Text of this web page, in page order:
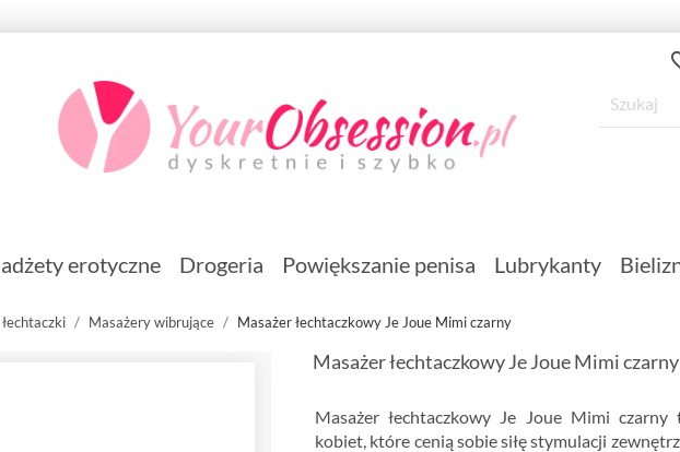
erotyczne Drogeria Powiększanie penisa Lubrykanty
Masażery wibrujące Masażer łechtaczkowy Je Joue Mimi czarny
Masażer łechtaczkowy Je Joue Mimi czarny
Masażer łechtaczkowy Je Joue Mimi
kobiet, które cenią sobie siłę stymulacji